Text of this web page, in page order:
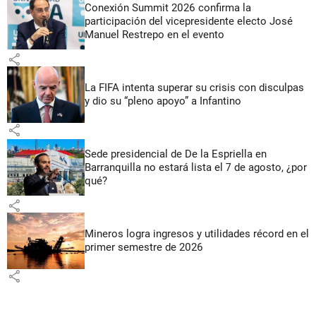
Conexión Summit 2026 confirma la
participación del vicepresidente electo José
Manuel Restrepo en el evento
share
La FIFA intenta superar su crisis con disculpas
y dio su “pleno apoyo” a Infantino
share
Sede presidencial de De la Espriella en
Barranquilla no estará lista el 7 de agosto, ¿por
qué?
share
Mineros logra ingresos y utilidades récord en el
primer semestre de 2026
share